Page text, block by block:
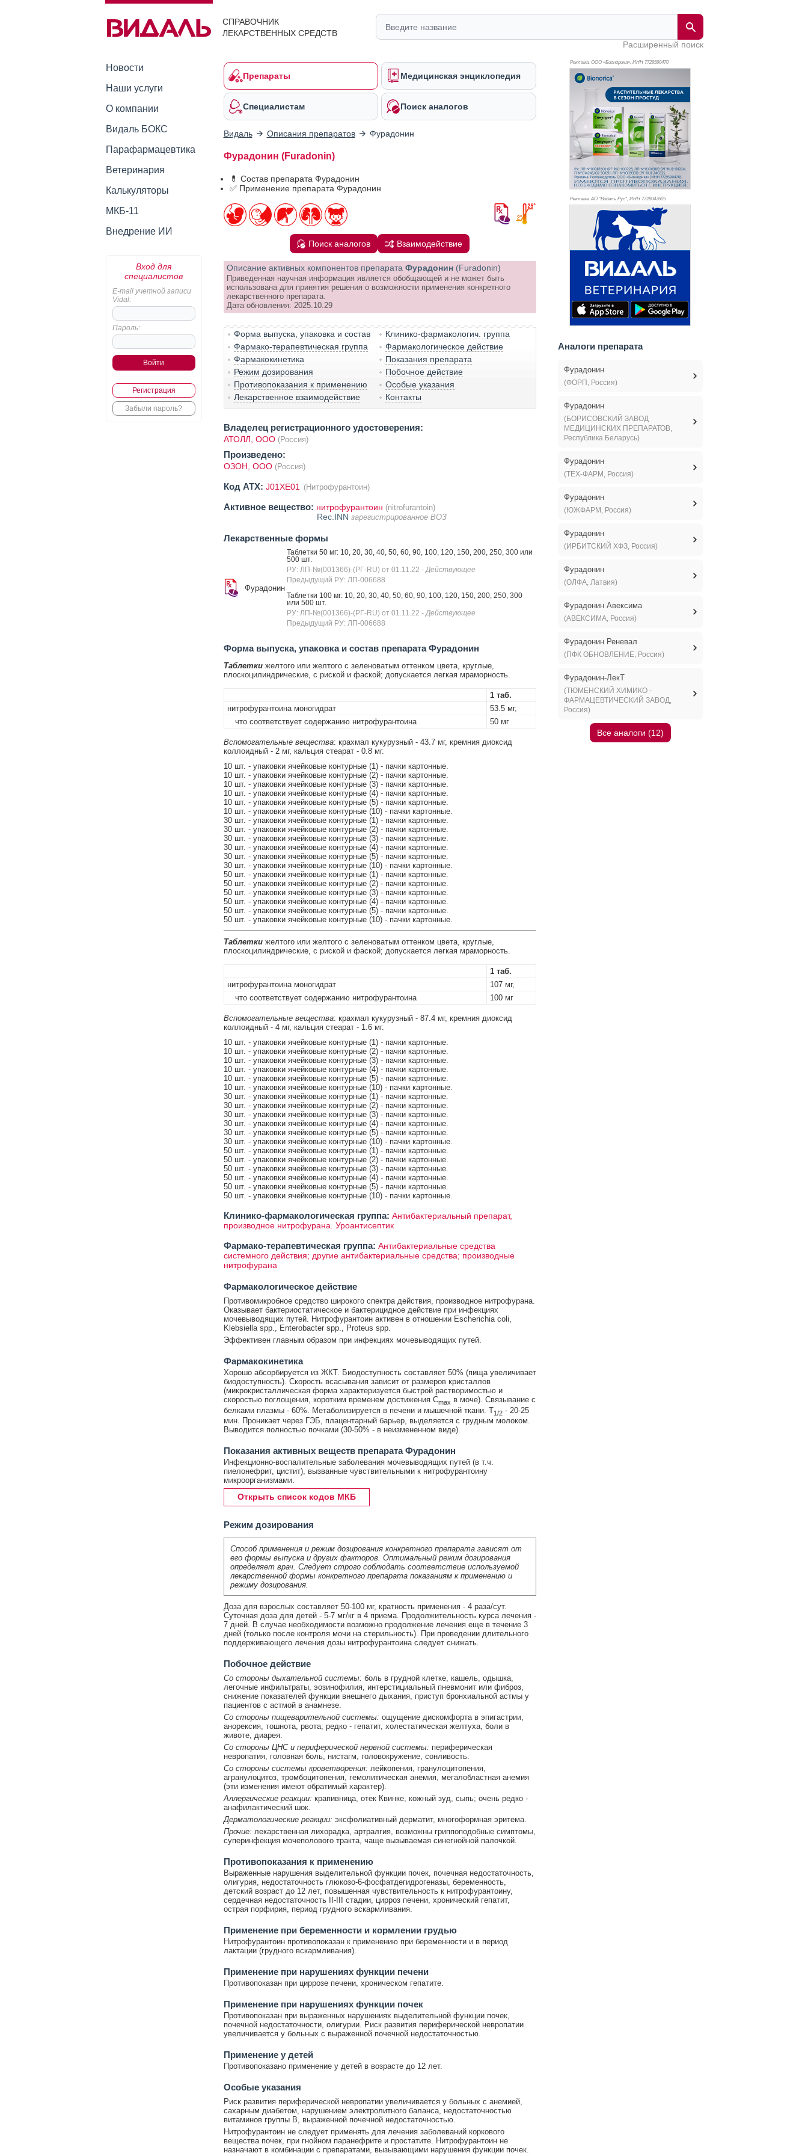
СПРАВОЧНИК
ЛЕКАРСТВЕННЫХ СРЕДСТВ
Расширенный поиск
Новости
Наши услуги
О компании
Видаль БОКС
Парафармацевтика
Ветеринария
Калькуляторы
МКБ-11
Внедрение ИИ
Вход для
специалистов
E-mail учетной записи
Vidal:
Пароль:
Регистрация
Забыли пароль?
Препараты Медицинская энциклопедия
Специалистам Поиск аналогов
Видаль Описания препаратов Фурадонин
Фурадонин (Furadonin)
💊 Состав препарата Фурадонин
✅ Применение препарата Фурадонин
Поиск аналогов Взаимодействие
Описание активных компонентов препарата Фурадонин (Furadonin)
Приведенная научная информация является обобщающей и не может быть
использована для принятия решения о возможности применения конкретного
лекарственного препарата.
Дата обновления: 2025.10.29
Форма выпуска, упаковка и состав
Клинико-фармакологич. группа
Фармако-терапевтическая группа
Фармакологическое действие
Фармакокинетика
Показания препарата
Режим дозирования
Побочное действие
Противопоказания к применению
Особые указания
Лекарственное взаимодействие
Контакты
Владелец регистрационного удостоверения:
АТОЛЛ, ООО (Россия)
Произведено:
ОЗОН, ООО (Россия)
Код ATX: J01XE01 (Нитрофурантоин)
Активное вещество: нитрофурантоин (nitrofurantoin)
Rec.INN зарегистрированное ВОЗ
Лекарственные формы
Фурадонин
Таблетки 50 мг: 10, 20, 30, 40, 50, 60, 90, 100, 120, 150, 200, 250, 300 или
500 шт.
РУ: ЛП-№(001366)-(РГ-RU) от 01.11.22 - Действующее
Предыдущий РУ: ЛП-006688
Таблетки 100 мг: 10, 20, 30, 40, 50, 60, 90, 100, 120, 150, 200, 250, 300
или 500 шт.
РУ: ЛП-№(001366)-(РГ-RU) от 01.11.22 - Действующее
Предыдущий РУ: ЛП-006688
Форма выпуска, упаковка и состав препарата Фурадонин
Таблеткижелтого или желтого с зеленоватым оттенком цвета, круглые,
плоскоцилиндрические, с риской и фаской; допускается легкая мраморность.
1 таб.
нитрофурантоина моногидрат
53.5 мг,
что соответствует содержанию нитрофурантоина
50 мг
Вспомогательные вещества: крахмал кукурузный - 43.7 мг, кремния диоксид
коллоидный - 2 мг, кальция стеарат - 0.8 мг.
10 шт. - упаковки ячейковые контурные (1) - пачки картонные.
10 шт. - упаковки ячейковые контурные (2) - пачки картонные.
10 шт. - упаковки ячейковые контурные (3) - пачки картонные.
10 шт. - упаковки ячейковые контурные (4) - пачки картонные.
10 шт. - упаковки ячейковые контурные (5) - пачки картонные.
10 шт. - упаковки ячейковые контурные (10) - пачки картонные.
30 шт. - упаковки ячейковые контурные (1) - пачки картонные.
30 шт. - упаковки ячейковые контурные (2) - пачки картонные.
30 шт. - упаковки ячейковые контурные (3) - пачки картонные.
30 шт. - упаковки ячейковые контурные (4) - пачки картонные.
30 шт. - упаковки ячейковые контурные (5) - пачки картонные.
30 шт. - упаковки ячейковые контурные (10) - пачки картонные.
50 шт. - упаковки ячейковые контурные (1) - пачки картонные.
50 шт. - упаковки ячейковые контурные (2) - пачки картонные.
50 шт. - упаковки ячейковые контурные (3) - пачки картонные.
50 шт. - упаковки ячейковые контурные (4) - пачки картонные.
50 шт. - упаковки ячейковые контурные (5) - пачки картонные.
50 шт. - упаковки ячейковые контурные (10) - пачки картонные.
Таблеткижелтого или желтого с зеленоватым оттенком цвета, круглые,
плоскоцилиндрические, с риской и фаской; допускается легкая мраморность.
1 таб.
нитрофурантоина моногидрат
107 мг,
что соответствует содержанию нитрофурантоина
100 мг
Вспомогательные вещества: крахмал кукурузный - 87.4 мг, кремния диоксид
коллоидный - 4 мг, кальция стеарат - 1.6 мг.
10 шт. - упаковки ячейковые контурные (1) - пачки картонные.
10 шт. - упаковки ячейковые контурные (2) - пачки картонные.
10 шт. - упаковки ячейковые контурные (3) - пачки картонные.
10 шт. - упаковки ячейковые контурные (4) - пачки картонные.
10 шт. - упаковки ячейковые контурные (5) - пачки картонные.
10 шт. - упаковки ячейковые контурные (10) - пачки картонные.
30 шт. - упаковки ячейковые контурные (1) - пачки картонные.
30 шт. - упаковки ячейковые контурные (2) - пачки картонные.
30 шт. - упаковки ячейковые контурные (3) - пачки картонные.
30 шт. - упаковки ячейковые контурные (4) - пачки картонные.
30 шт. - упаковки ячейковые контурные (5) - пачки картонные.
30 шт. - упаковки ячейковые контурные (10) - пачки картонные.
50 шт. - упаковки ячейковые контурные (1) - пачки картонные.
50 шт. - упаковки ячейковые контурные (2) - пачки картонные.
50 шт. - упаковки ячейковые контурные (3) - пачки картонные.
50 шт. - упаковки ячейковые контурные (4) - пачки картонные.
50 шт. - упаковки ячейковые контурные (5) - пачки картонные.
50 шт. - упаковки ячейковые контурные (10) - пачки картонные.
Клинико-фармакологическая группа: Антибактериальный препарат,
производное нитрофурана. Уроантисептик
Фармако-терапевтическая группа: Антибактериальные средства
системного действия; другие антибактериальные средства; производные
нитрофурана
Фармакологическое действие
Противомикробное средство широкого спектра действия, производное нитрофурана.
Оказывает бактериостатическое и бактерицидное действие при инфекциях
мочевыводящих путей. Нитрофурантоин активен в отношении Escherichia coli,
Klebsiella spp., Enterobacter spp., Proteus spp.
Эффективен главным образом при инфекциях мочевыводящих путей.
Фармакокинетика
Хорошо абсорбируется из ЖКТ. Биодоступность составляет 50% (пища увеличивает
биодоступность). Скорость всасывания зависит от размеров кристаллов
(микрокристаллическая форма характеризуется быстрой растворимостью и
скоростью поглощения, коротким временем достижения Cmax в моче). Связывание с
белками плазмы - 60%. Метаболизируется в печени и мышечной ткани. T1/2- 20-25
мин. Проникает через ГЭБ, плацентарный барьер, выделяется с грудным молоком.
Выводится полностью почками (30-50% - в неизмененном виде).
Показания активных веществ препарата Фурадонин
Инфекционно-воспалительные заболевания мочевыводящих путей (в т.ч.
пиелонефрит, цистит), вызванные чувствительными к нитрофурантоину
микроорганизмами.
Открыть список кодов МКБ
Режим дозирования
Способ применения и режим дозирования конкретного препарата зависят от
его формы выпуска и других факторов. Оптимальный режим дозирования
определяет врач. Следует строго соблюдать соответствие используемой
лекарственной формы конкретного препарата показаниям к применению и
режиму дозирования.
Доза для взрослых составляет 50-100 мг, кратность применения - 4 раза/сут.
Суточная доза для детей - 5-7 мг/кг в 4 приема. Продолжительность курса лечения -
7 дней. В случае необходимости возможно продолжение лечения еще в течение 3
дней (только после контроля мочи на стерильность). При проведении длительного
поддерживающего лечения дозы нитрофурантоина следует снижать.
Побочное действие
Со стороны дыхательной системы: боль в грудной клетке, кашель, одышка,
легочные инфильтраты, эозинофилия, интерстициальный пневмонит или фиброз,
снижение показателей функции внешнего дыхания, приступ бронхиальной астмы у
пациентов с астмой в анамнезе.
Со стороны пищеварительной системы: ощущение дискомфорта в эпигастрии,
анорексия, тошнота, рвота; редко - гепатит, холестатическая желтуха, боли в
животе, диарея.
Со стороны ЦНС и периферической нервной системы: периферическая
невропатия, головная боль, нистагм, головокружение, сонливость.
Со стороны системы кроветворения: лейкопения, гранулоцитопения,
агранулоцитоз, тромбоцитопения, гемолитическая анемия, мегалобластная анемия
(эти изменения имеют обратимый характер).
Аллергические реакции: крапивница, отек Квинке, кожный зуд, сыпь; очень редко -
анафилактический шок.
Дерматологические реакции: эксфолиативный дерматит, многоформная эритема.
Прочие: лекарственная лихорадка, артралгия, возможны гриппоподобные симптомы,
суперинфекция мочеполового тракта, чаще вызываемая синегнойной палочкой.
Противопоказания к применению
Выраженные нарушения выделительной функции почек, почечная недостаточность,
олигурия, недостаточность глюкозо-6-фосфатдегидрогеназы, беременность,
детский возраст до 12 лет, повышенная чувствительность к нитрофурантоину,
сердечная недостаточность II-III стадии, цирроз печени, хронический гепатит,
острая порфирия, период грудного вскармливания.
Применение при беременности и кормлении грудью
Нитрофурантоин противопоказан к применению при беременности и в период
лактации (грудного вскармливания).
Применение при нарушениях функции печени
Противопоказан при циррозе печени, хроническом гепатите.
Применение при нарушениях функции почек
Противопоказан при выраженных нарушениях выделительной функции почек,
почечной недостаточности, олигурии. Риск развития периферической невропатии
увеличивается у больных с выраженной почечной недостаточностью.
Применение у детей
Противопоказано применение у детей в возрасте до 12 лет.
Особые указания
Риск развития периферической невропатии увеличивается у больных с анемией,
сахарным диабетом, нарушением электролитного баланса, недостаточностью
витаминов группы B, выраженной почечной недостаточностью.
Нитрофурантоин не следует применять для лечения заболеваний коркового
вещества почек, при гнойном паранефрите и простатите. Нитрофурантоин не
назначают в комбинации с препаратами, вызывающими нарушения функции почек.
Реклама. ООО «Бионорика», ИНН 7729590470
Реклама. АО "Видаль Рус", ИНН 7728043605
Аналоги препарата
Фурадонин
(ФОРП, Россия)
Фурадонин
(БОРИСОВСКИЙ ЗАВОД
МЕДИЦИНСКИХ ПРЕПАРАТОВ,
Республика Беларусь)
Фурадонин
(ТЕХ-ФАРМ, Россия)
Фурадонин
(ЮЖФАРМ, Россия)
Фурадонин
(ИРБИТСКИЙ ХФЗ, Россия)
Фурадонин
(ОЛФА, Латвия)
Фурадонин Авексима
(АВЕКСИМА, Россия)
Фурадонин Реневал
(ПФК ОБНОВЛЕНИЕ, Россия)
Фурадонин-ЛекТ
(ТЮМЕНСКИЙ ХИМИКО -
ФАРМАЦЕВТИЧЕСКИЙ ЗАВОД,
Россия)
Все аналоги (12)